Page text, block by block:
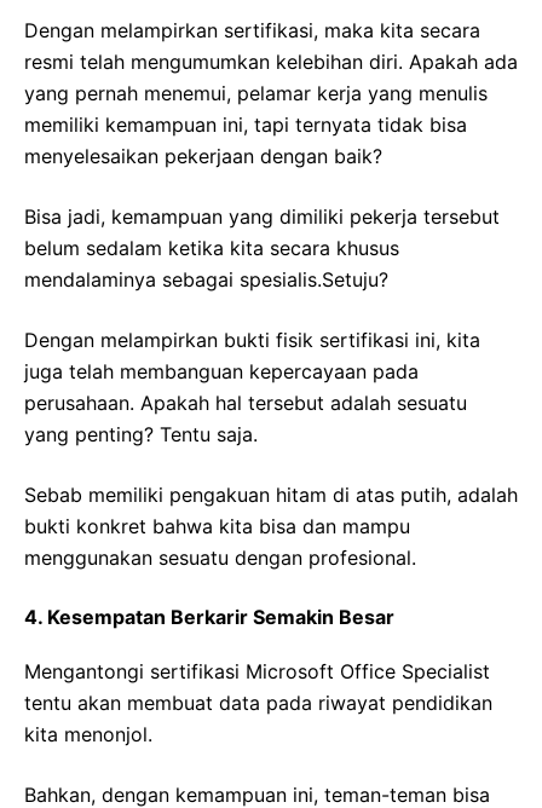
Dengan melampirkan sertifikasi, maka kita secara
resmi telah mengumumkan kelebihan diri. Apakah ada
yang pernah menemui, pelamar kerja yang menulis
memiliki kemampuan ini, tapi ternyata tidak bisa
menyelesaikan pekerjaan dengan baik?
Bisa jadi, kemampuan yang dimiliki pekerja tersebut
belum sedalam ketika kita secara khusus
mendalaminya sebagai spesialis.Setuju?
Dengan melampirkan bukti fisik sertifikasi ini, kita
juga telah membanguan kepercayaan pada
perusahaan. Apakah hal tersebut adalah sesuatu
yang penting? Tentu saja.
Sebab memiliki pengakuan hitam di atas putih, adalah
bukti konkret bahwa kita bisa dan mampu
menggunakan sesuatu dengan profesional.
4. Kesempatan Berkarir Semakin Besar
Mengantongi sertifikasi Microsoft Office Specialist
tentu akan membuat data pada riwayat pendidikan
kita menonjol.
Bahkan, dengan kemampuan ini, teman-teman bisa